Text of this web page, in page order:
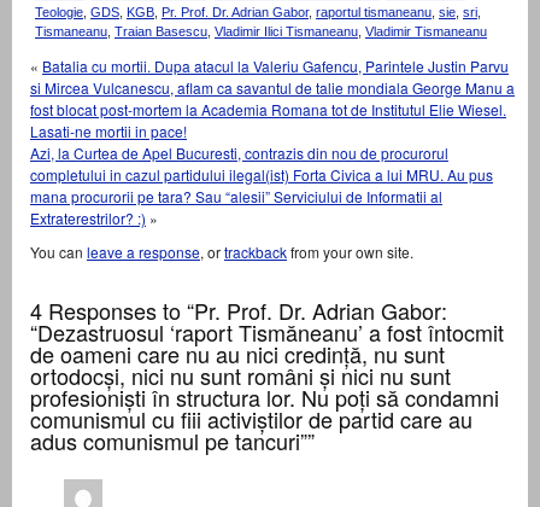
Teologie GDS KGB Pr. Prof. Dr. Adrian Gabor, raportul tismaneanu sie sri
Tismaneanu Traian Basescu Vladimir Ilici Tismaneanu Vladimir Tismaneanu
« Batalia cu mortii. Dupa atacul la Valeriu Gafencu, Parintele Justin Parvu
si Mircea Vulcanescu, aflam ca savantul de talie mondiala George Manu a
fost blocat post-mortem la Academia Romana tot de Institutul Elie Wiesel.
Lasati-ne mortii in pace!
Azi, la Curtea de Apel Bucuresti, contrazis din nou de procurorul
completului in cazul partidului ilegal(ist) Forta Civica a lui MRU. Au pus
mana procurorii pe tara? Sau “alesii” Serviciului de Informatii al
Extraterestrilor? :) »
You can leave a response, ortrackbackfrom your own site.
4 Responses to “Pr. Prof. Dr. Adrian Gabor:
“Dezastruosul ‘raport Tismăneanu’ a fost întocmit
de oameni care nu au nici credință, nu sunt
ortodocși, nici nu sunt români și nici nu sunt
profesioniști în structura lor. Nu poți să condamni
comunismul cu fiii activiștilor de partid care au
adus comunismul pe tancuri””